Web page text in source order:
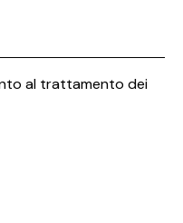
al trattamento dei